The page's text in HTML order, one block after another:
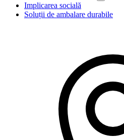
Implicarea socială
Soluții de ambalare durabile